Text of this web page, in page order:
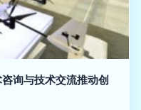
询与技术交流推动创